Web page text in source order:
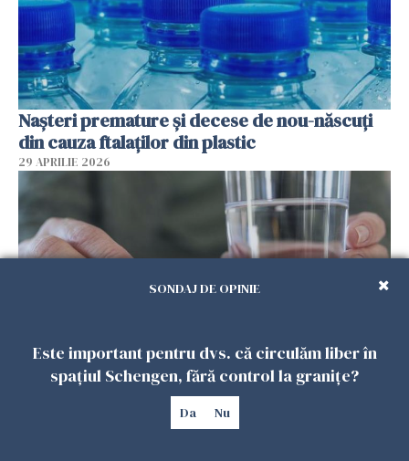
Nașteri premature și decese de nou-născuți
din cauza ftalaților din plastic
29 APRILIE 2026
Spania, verdict: homeopatia este ineficientă
în tratarea oricărei boli
SONDAJ DE OPINIE
Este important pentru dvs. că circulăm liber în
spațiul Schengen, fără control la granițe?
Da Nu